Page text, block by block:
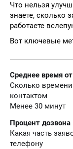
Что нельзя
знаете, сколько
работаете
Вот ключевые
Среднее время
Сколько
контактом
Менее 30 минут
Процент дозвона
Какая часть
телефону